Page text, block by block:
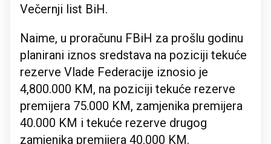
Večernji list BiH.
Naime, u proračunu FBiH za prošlu godinu
planirani iznos sredstava na poziciji tekuće
rezerve Vlade Federacije iznosio je
4,800.000 KM, na poziciji tekuće rezerve
premijera 75.000 KM, zamjenika premijera
40.000 KM i tekuće rezerve drugog
zamjenika premijera 40.000 KM.